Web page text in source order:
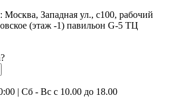
Москва, Западная ул., с100, рабочий
(этаж -1) павильон G-5 ТЦ
| Сб - Вс с 10.00 до 18.00